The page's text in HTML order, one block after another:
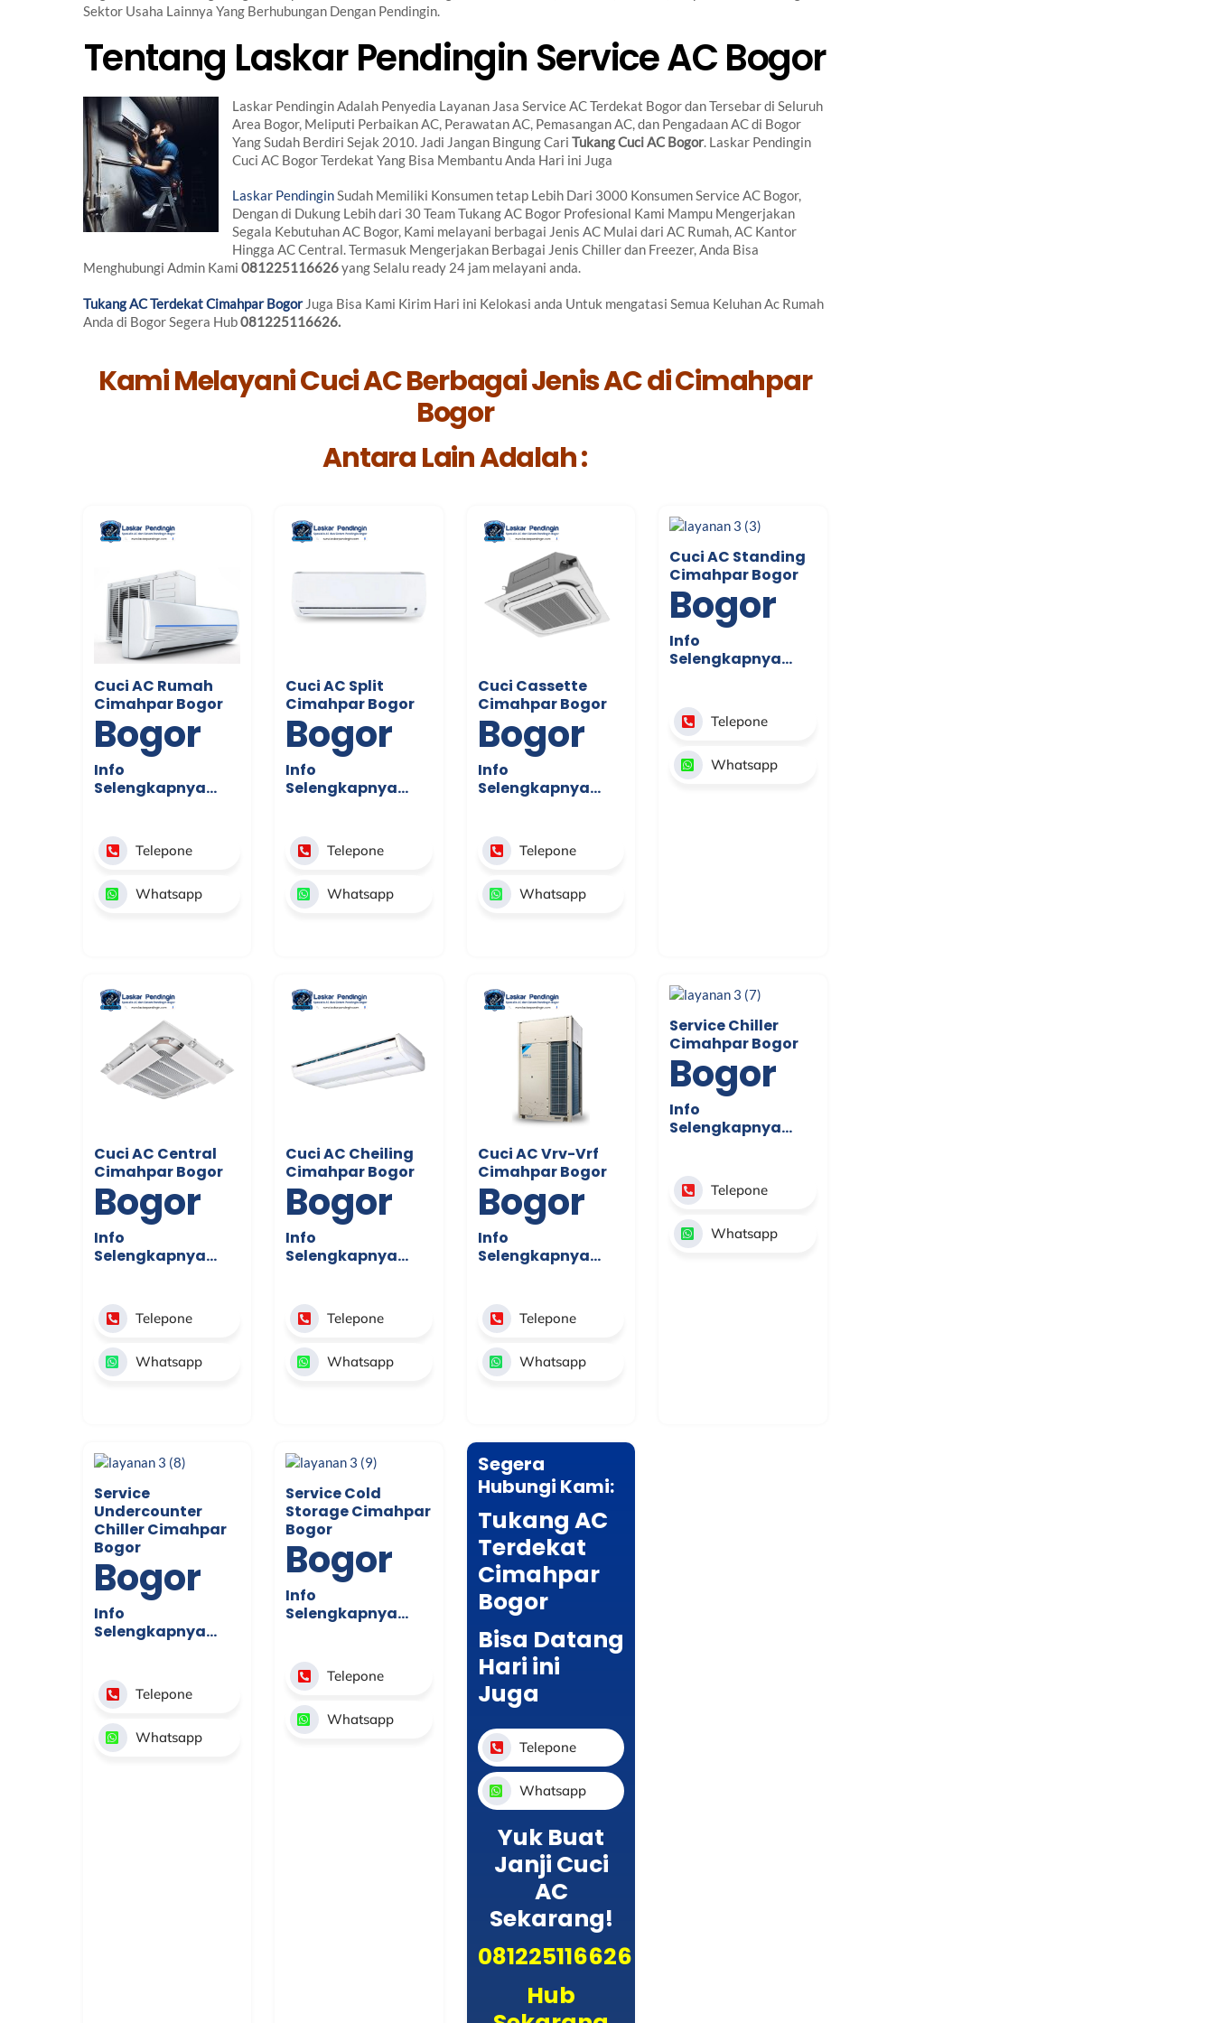
Sektor Usaha Lainnya Yang Berhubungan Dengan Pendingin.
Tentang Laskar Pendingin Service AC Bogor
Laskar Pendingin Adalah Penyedia Layanan Jasa Service AC Terdekat Bogor dan Tersebar di Seluruh
Area Bogor, Meliputi Perbaikan AC, Perawatan AC, Pemasangan AC, dan Pengadaan AC di Bogor
Yang Sudah Berdiri Sejak 2010. Jadi Jangan Bingung Cari Tukang Cuci AC Bogor. Laskar Pendingin
Cuci AC Bogor Terdekat Yang Bisa Membantu Anda Hari ini Juga
Laskar PendinginSudah Memiliki Konsumen tetap Lebih Dari 3000 Konsumen Service AC Bogor,
Dengan di Dukung Lebih dari 30 Team Tukang AC Bogor Profesional Kami Mampu Mengerjakan
Segala Kebutuhan AC Bogor, Kami melayani berbagai Jenis AC Mulai dari AC Rumah, AC Kantor
Hingga AC Central. Termasuk Mengerjakan Berbagai Jenis Chiller dan Freezer, Anda Bisa
Menghubungi Admin Kami 081225116626yang Selalu ready 24 jam melayani anda.
Tukang AC Terdekat Cimahpar BogorJuga Bisa Kami Kirim Hari ini Kelokasi anda Untuk mengatasi Semua Keluhan Ac Rumah
Anda di Bogor Segera Hub081225116626.
Kami Melayani Cuci AC Berbagai Jenis AC di Cimahpar
Bogor
Antara Lain Adalah :
Cuci AC Rumah
Cimahpar Bogor
Bogor
Info
Selengkapnya…
Telepone
Whatsapp
Cuci AC Split
Cimahpar Bogor
Bogor
Info
Selengkapnya…
Telepone
Whatsapp
Cuci Cassette
Cimahpar Bogor
Bogor
Info
Selengkapnya…
Telepone
Whatsapp
Cuci AC Standing
Cimahpar Bogor
Bogor
Info
Selengkapnya…
Telepone
Whatsapp
Cuci AC Central
Cimahpar Bogor
Bogor
Info
Selengkapnya…
Telepone
Whatsapp
Cuci AC Cheiling
Cimahpar Bogor
Bogor
Info
Selengkapnya…
Telepone
Whatsapp
Cuci AC Vrv-Vrf
Cimahpar Bogor
Bogor
Info
Selengkapnya…
Telepone
Whatsapp
Service Chiller
Cimahpar Bogor
Bogor
Info
Selengkapnya…
Telepone
Whatsapp
Service
Undercounter
Chiller Cimahpar
Bogor
Bogor
Info
Selengkapnya…
Telepone
Whatsapp
Service Cold
Storage Cimahpar
Bogor
Bogor
Info
Selengkapnya…
Telepone
Whatsapp
Segera
Hubungi Kami:
Tukang AC
Terdekat
Cimahpar
Bogor
Bisa Datang
Hari ini
Juga
Telepone
Whatsapp
Yuk Buat
Janji Cuci
AC
Sekarang!
081225116626
Hub